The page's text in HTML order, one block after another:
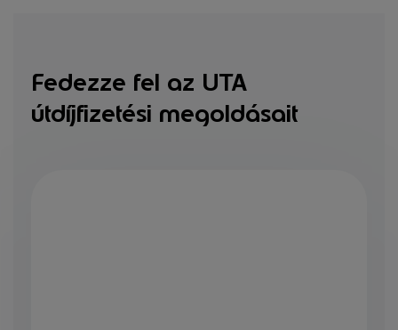
Fedezze fel az UTA
útdíjfizetési megoldásait